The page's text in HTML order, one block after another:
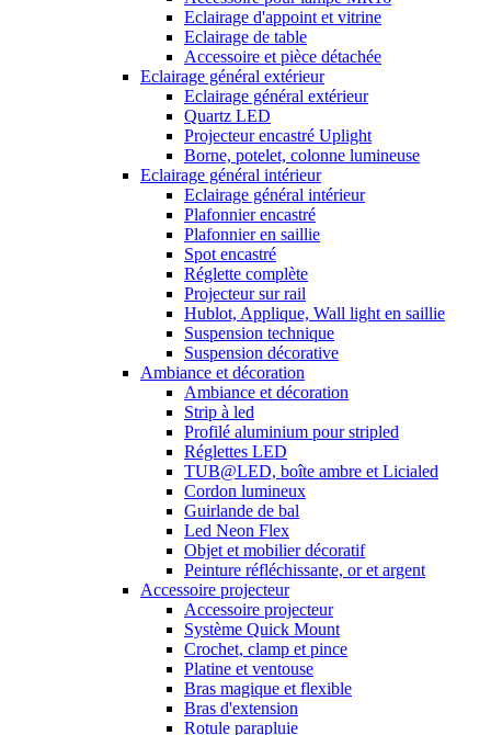
Eclairage d'appoint et vitrine
Eclairage de table
Accessoire et pièce détachée
Eclairage général extérieur
Eclairage général extérieur
Quartz LED
Projecteur encastré Uplight
Borne, potelet, colonne lumineuse
Eclairage général intérieur
Eclairage général intérieur
Plafonnier encastré
Plafonnier en saillie
Spot encastré
Réglette complète
Projecteur sur rail
Hublot, Applique, Wall light en saillie
Suspension technique
Suspension décorative
Ambiance et décoration
Ambiance et décoration
Strip à led
Profilé aluminium pour stripled
Réglettes LED
TUB@LED, boîte ambre et Licialed
Cordon lumineux
Guirlande de bal
Led Neon Flex
Objet et mobilier décoratif
Peinture réfléchissante, or et argent
Accessoire projecteur
Accessoire projecteur
Système Quick Mount
Crochet, clamp et pince
Platine et ventouse
Bras magique et flexible
Bras d'extension
Rotule parapluie